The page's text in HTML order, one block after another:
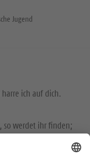
Jugend
ich auf dich.
so werdet ihr finden;